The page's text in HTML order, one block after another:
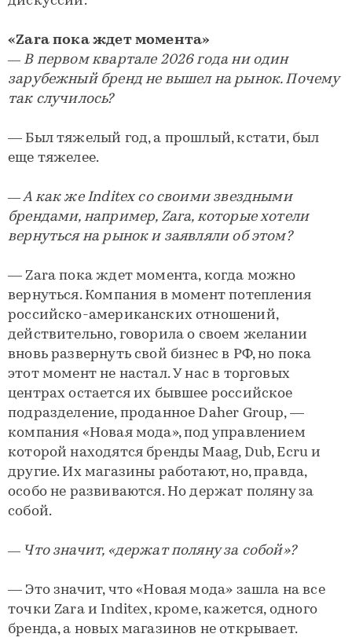
«Zara пока ждет момента»
— В первом квартале 2026 года ни один
зарубежный бренд не вышел на рынок. Почему
так случилось?
— Был тяжелый год, а прошлый, кстати, был
еще тяжелее.
— А как же Inditex со своими звездными
брендами, например, Zara, которые хотели
вернуться на рынок и заявляли об этом?
— Zara пока ждет момента, когда можно
вернуться. Компания в момент потепления
российско-американских отношений,
действительно, говорила о своем желании
вновь развернуть свой бизнес в РФ, но пока
этот момент не настал. У нас в торговых
центрах остается их бывшее российское
подразделение, проданное Daher Group, —
компания «Новая мода», под управлением
которой находятся бренды Maag, Dub, Ecru и
другие. Их магазины работают, но, правда,
особо не развиваются. Но держат поляну за
собой.
— Что значит, «держат поляну за собой»?
— Это значит, что «Новая мода» зашла на все
точки Zara и Inditex, кроме, кажется, одного
бренда, а новых магазинов не открывает.